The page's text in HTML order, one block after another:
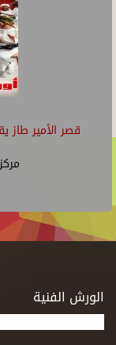
قصر الأمير طاز
الورش الفنية